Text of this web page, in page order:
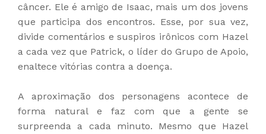
câncer. Ele é amigo de Isaac, mais um dos jovens
que participa dos encontros. Esse, por sua vez,
divide comentários e suspiros irônicos com Hazel
a cada vez que Patrick, o líder do Grupo de Apoio,
enaltece vitórias contra a doença.
A aproximação dos personagens acontece de
forma natural e faz com que a gente se
surpreenda a cada minuto. Mesmo que Hazel